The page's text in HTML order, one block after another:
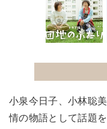
小泉今日子、小林聡
情の物語として話題